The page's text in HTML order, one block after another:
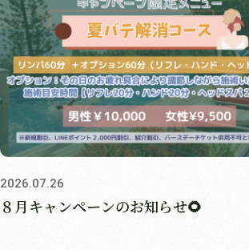
2026.07.26
８月キャンペーンのお知らせ🌻